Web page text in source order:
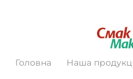
Головна Наша